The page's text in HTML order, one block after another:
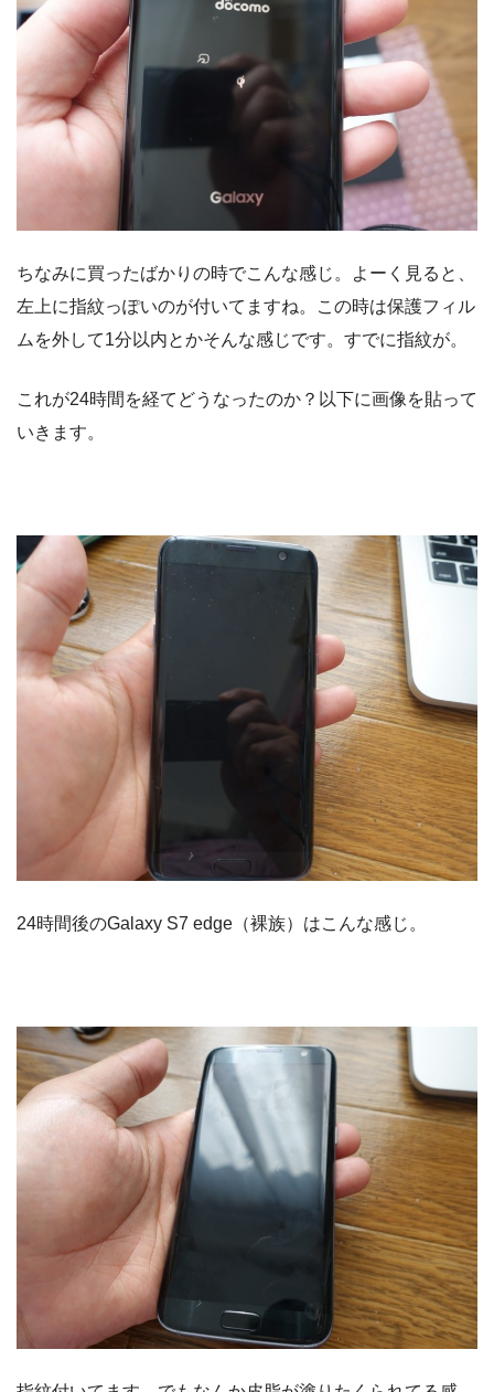
ちなみに買ったばかりの時でこんな感じ。よーく見ると、
左上に指紋っぽいのが付いてますね。この時は保護フィル
ムを外して1分以内とかそんな感じです。すでに指紋が。
これが24時間を経てどうなったのか？以下に画像を貼って
いきます。
24時間後のGalaxy S7 edge（裸族）はこんな感じ。